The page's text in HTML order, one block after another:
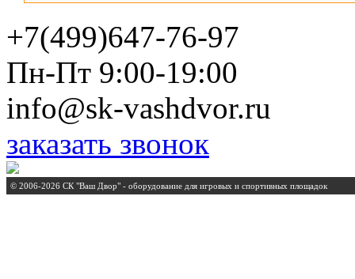
+7(499)647-76-97
Пн-Пт 9:00-19:00
info@sk-vashdvor.ru
заказать звонок
© 2006-2026 СК "Ваш Двор" - оборудование для игровых и спортивных площадок